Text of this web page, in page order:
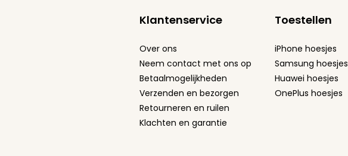
Klantenservice
Over ons
Neem contact met ons op
Betaalmogelijkheden
Verzenden en bezorgen
Retourneren en ruilen
Klachten en garantie
Toestellen
iPhone hoesjes
Samsung hoesjes
Huawei hoesjes
OnePlus hoesjes